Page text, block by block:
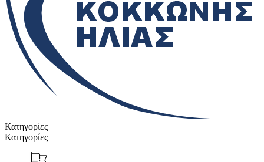
Κατηγορίες
Κατηγορίες